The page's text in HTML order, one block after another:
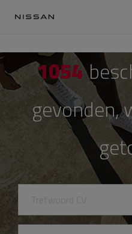
1054
gevonden,